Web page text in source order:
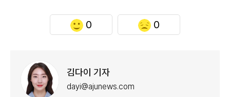
0 0
김다이 기자
dayi@ajunews.com